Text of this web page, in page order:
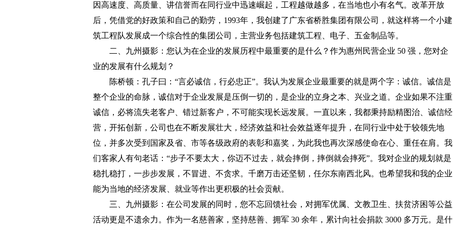
因高速度、高质量、讲信誉而在同行业中迅速崛起，工程越做越多，在当地也小有名气。改革开放
后，凭借党的好政策和自己的勤劳，1993年，我创建了广东省桥胜集团有限公司，就这样将一个小建
筑工程队发展成一个综合性的集团公司，主营业务包括建筑工程、电子、五金制品等。
二、九州摄影：您认为在企业的发展历程中最重要的是什么？作为惠州民营企业 50 强，您对企
业的发展有什么规划？
陈桥顿：孔子曰：“言必诚信，行必忠正”。我认为发展企业最重要的就是两个字：诚信。诚信是
整个企业的命脉，诚信对于企业发展是压倒一切的，是企业的立身之本、兴业之道。企业如果不注重
诚信，必将流失老客户、错过新客户，不可能实现长远发展。一直以来，我都秉持励精图治、诚信经
营，开拓创新，公司也在不断发展壮大，经济效益和社会效益逐年提升，在同行业中处于较领先地
位，并多次受到国家及省、市等各级政府的表彰和嘉奖，为此我也再次深感使命在心、重任在肩。我
们客家人有句老话：“步子不要太大，你迈不过去，就会摔倒，摔倒就会摔死”。我对企业的规划就是
稳扎稳打，一步步发展，不冒进、不贪求。千磨万击还坚韧，任尔东南西北风。也希望我和我的企业
能为当地的经济发展、就业等作出更积极的社会贡献。
三、九州摄影：在公司发展的同时，您不忘回馈社会，对拥军优属、文教卫生、扶贫济困等公益
活动更是不遗余力。作为一名慈善家，坚持慈善、拥军 30 余年，累计向社会捐款 3000 多万元。是什